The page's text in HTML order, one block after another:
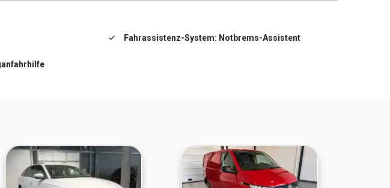
Fahrassistenz-System: Notbrems-Assistent